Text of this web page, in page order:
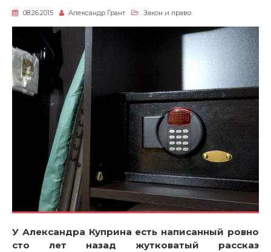
08.26.2015 Александр Грант Закон и право
У Александра Куприна есть написанный ровно
сто лет назад жутковатый рассказ